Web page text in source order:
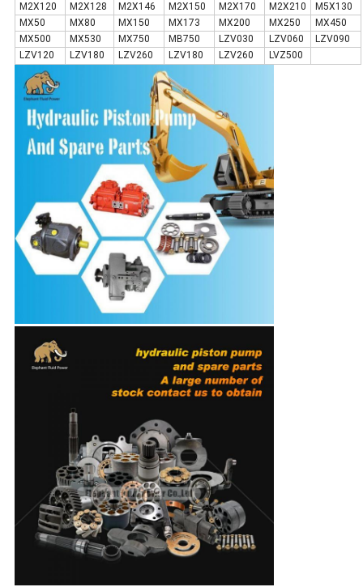
M2X120
M2X128 M2X146 M2X150 M2X170 M2X210
M5X130
MX50
MX80 MX150 MX173 MX200 MX250
MX450
MX500
MX530 MX750 MB750 LZV030 LZV060
LZV090
LZV120
LZV180 LZV260 LZV180 LZV260 LVZ500